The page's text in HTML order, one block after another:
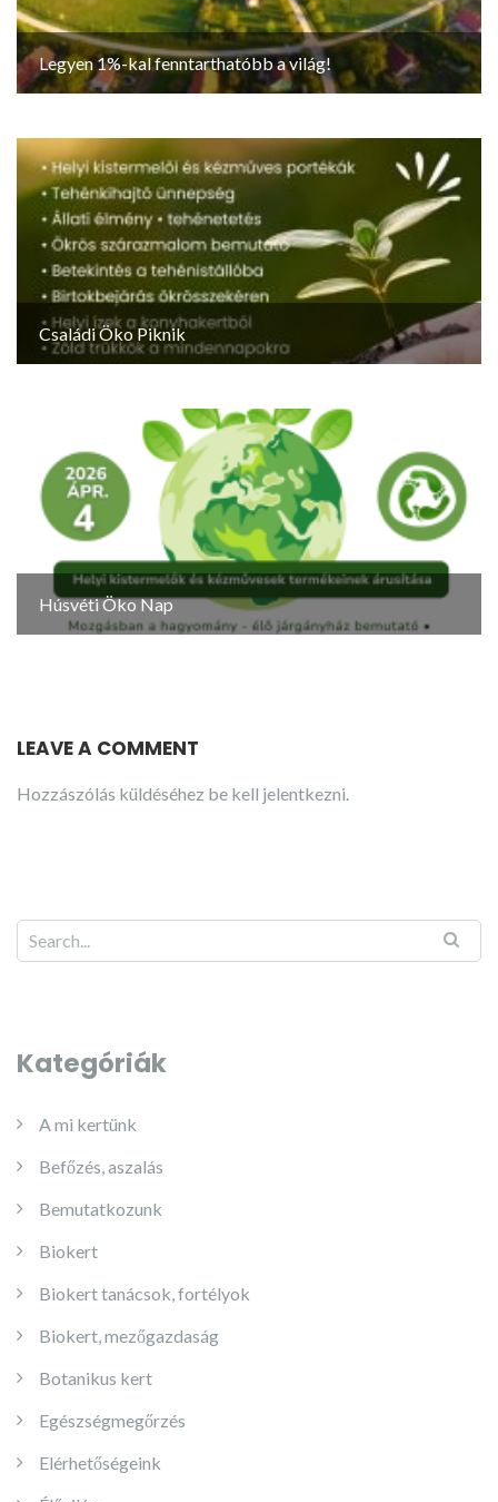
Legyen 1%-kal fenntarthatóbb a világ!
Családi Öko Piknik
Húsvéti Öko Nap
LEAVE A COMMENT
Hozzászólás küldéséhez be kell jelentkezni.
Kategóriák
A mi kertünk
Befőzés, aszalás
Bemutatkozunk
Biokert
Biokert tanácsok, fortélyok
Biokert, mezőgazdaság
Botanikus kert
Egészségmegőrzés
Elérhetőségeink